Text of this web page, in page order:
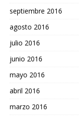
septiembre 2016
agosto 2016
julio 2016
junio 2016
mayo 2016
abril 2016
marzo 2016